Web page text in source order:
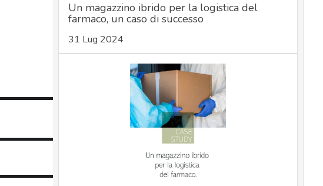
Un magazzino ibrido per la logistica del
farmaco, un caso di successo
31 Lug 2024